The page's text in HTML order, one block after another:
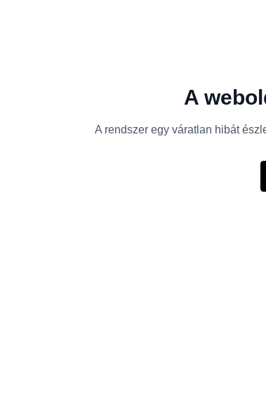
A
A rendszer egy váratlan hibát